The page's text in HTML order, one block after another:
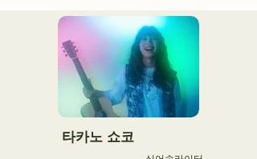
行う傍ら、大胆な色彩感覚
を活かしたアート制作に励
む。枠に収まりきれないマ
ルチな表現スタイルを確立
するため、日々探求を続け
ている。現在はSNSを中心
に、自身の表現を発信中。
타카노 쇼코